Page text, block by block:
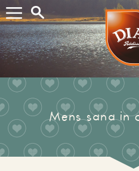
Buscar...
Mens sana in